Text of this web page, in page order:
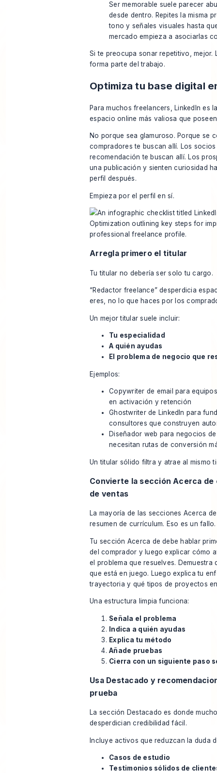
Ser memorable suele parecer
desde dentro. Repites la misma
tono y señales visuales hasta
mercado empieza a asociarlas
Si te preocupa sonar repetitivo, mejor.
forma parte del trabajo.
Optimiza tu base digital
Para muchos freelancers, LinkedIn es
espacio online más valiosa que
No porque sea glamuroso. Porque se
compradores te buscan allí. Los socios
recomendación te buscan allí. Los
una publicación y sienten curiosidad
perfil después.
Empieza por el perfil en sí.
Arregla primero el titular
Tu titular no debería ser solo tu cargo.
“Redactor freelance” desperdicia
eres, no lo que haces por los
Un mejor titular suele incluir:
Tu especialidad
A quién ayudas
El problema de negocio que
Ejemplos:
Copywriter de email para
en activación y retención
Ghostwriter de LinkedIn para
consultores que construyen
Diseñador web para negocios
necesitan rutas de conversión
Un titular sólido filtra y atrae al mismo
Convierte la sección Acerca de
de ventas
La mayoría de las secciones Acerca
resumen de currículum. Eso es un fallo.
Tu sección Acerca de debe hablar
del comprador y luego explicar cómo
el problema que resuelves. Demuestra
que está en juego. Luego explica tu
trayectoria y qué tipos de proyectos
Una estructura limpia funciona:
Señala el problema
Indica a quién ayudas
Explica tu método
Añade pruebas
Cierra con un siguiente paso
Usa Destacado y
prueba
La sección Destacado es donde
desperdician credibilidad fácil.
Incluye activos que reduzcan la duda
Casos de estudio
Testimonios sólidos de